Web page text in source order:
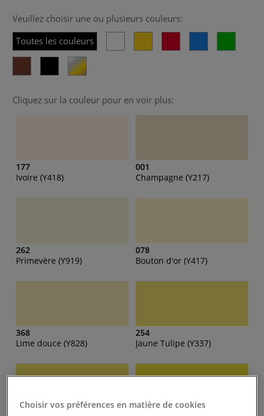
Veuillez choisir une ou plusieurs couleurs:
Toutes les couleurs
Cliquez sur la couleur pour en voir plus:
177
Ivoire (Y418)
001
Champagne (Y217)
262
Primevère (Y919)
078
Bouton d'or (Y417)
368
Lime douce (Y828)
254
Jaune Tulipe (Y337)
Choisir vos préférences en matière de cookies